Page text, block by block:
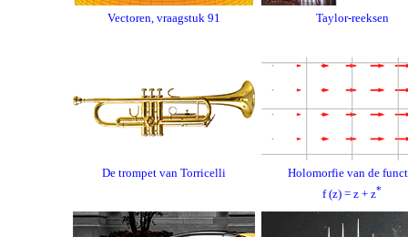
Vectoren, vraagstuk 91 Taylor-reeksen
De trompet van Torricelli
Holomorfie van de
f (z) = z + z*